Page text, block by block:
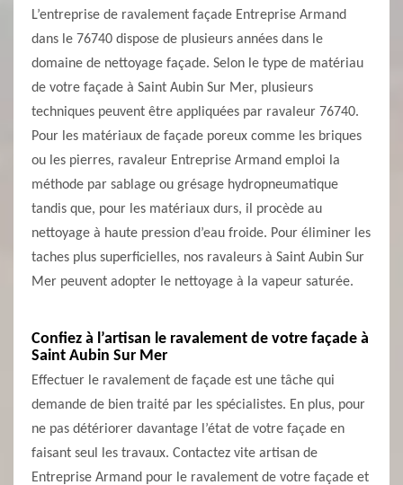
L’entreprise de ravalement façade Entreprise Armand
dans le 76740 dispose de plusieurs années dans le
domaine de nettoyage façade. Selon le type de matériau
de votre façade à Saint Aubin Sur Mer, plusieurs
techniques peuvent être appliquées par ravaleur 76740.
Pour les matériaux de façade poreux comme les briques
ou les pierres, ravaleur Entreprise Armand emploi la
méthode par sablage ou grésage hydropneumatique
tandis que, pour les matériaux durs, il procède au
nettoyage à haute pression d’eau froide. Pour éliminer les
taches plus superficielles, nos ravaleurs à Saint Aubin Sur
Mer peuvent adopter le nettoyage à la vapeur saturée.
Confiez à l’artisan le ravalement de votre façade à
Saint Aubin Sur Mer
Effectuer le ravalement de façade est une tâche qui
demande de bien traité par les spécialistes. En plus, pour
ne pas détériorer davantage l’état de votre façade en
faisant seul les travaux. Contactez vite artisan de
Entreprise Armand pour le ravalement de votre façade et